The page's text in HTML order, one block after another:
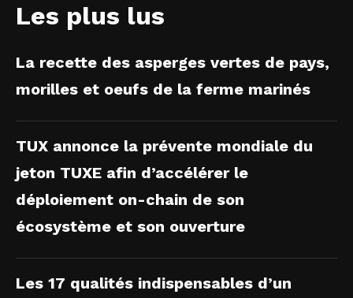
Les plus lus
La recette des asperges vertes de pays,
morilles et oeufs de la ferme marinés
TUX annonce la prévente mondiale du
jeton TUXE afin d’accélérer le
déploiement on-chain de son
écosystème et son ouverture
Les 17 qualités indispensables d’un